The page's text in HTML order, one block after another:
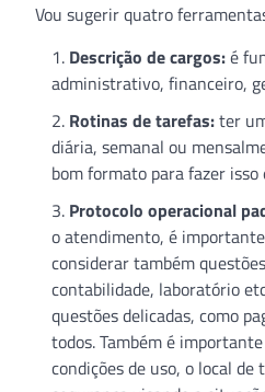
Vou sugerir quatro
Descrição de cargos:é
administrativo, financeiro,
Rotinas de tarefas:ter
diária, semanal ou
bom formato para fazer
Protocolo operacional
o atendimento, é
considerar também
contabilidade, laboratório
questões delicadas, como
todos. Também é
condições de uso, o local